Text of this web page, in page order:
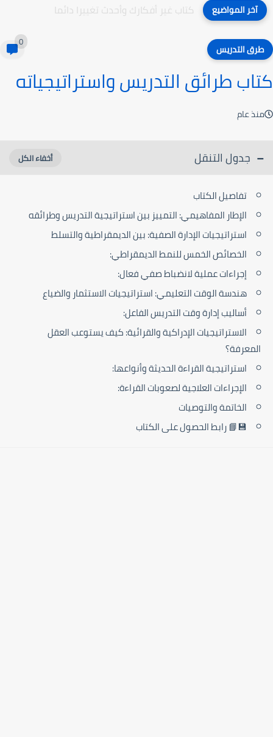
آخر المواضيع كتاب غير أفكارك وأحدث تغييرا دائما
طرق التدريس 0
كتاب طرائق التدريس واستراتيجياته
منذ عام
جدول التنقل
تفاصيل الكتاب
الإطار المفاهيمي: التمييز بين استراتيجية التدريس وطرائقه
استراتيجيات الإدارة الصفية: بين الديمقراطية والتسلط
الخصائص الخمس للنمط الديمقراطي:
إجراءات عملية لانضباط صفي فعال:
هندسة الوقت التعليمي: استراتيجيات الاستثمار والضياع
أساليب إدارة وقت التدريس الفاعل:
الاستراتيجيات الإدراكية والقرائية: كيف يستوعب العقل
المعرفة؟
استراتيجية القراءة الحديثة وأنواعها:
الإجراءات العلاجية لصعوبات القراءة:
الخاتمة والتوصيات
💾📘 رابط الحصول على الكتاب